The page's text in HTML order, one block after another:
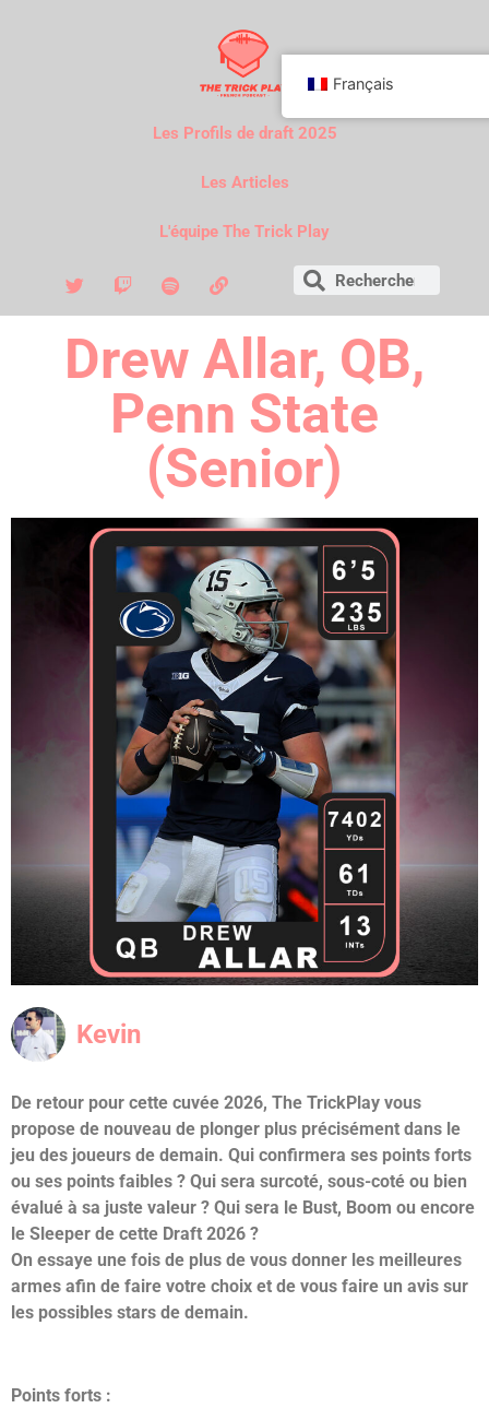
Les Profils de draft 2025
Les Articles
L'équipe The Trick Play
Drew Allar, QB,
Penn State
(Senior)
Kevin
De retour pour cette cuvée 2026, The TrickPlay vous
propose de nouveau de plonger plus précisément dans le
jeu des joueurs de demain. Qui confirmera ses points forts
ou ses points faibles ? Qui sera surcoté, sous-coté ou bien
évalué à sa juste valeur ? Qui sera le Bust, Boom ou encore
le Sleeper de cette Draft 2026 ?
On essaye une fois de plus de vous donner les meilleures
armes afin de faire votre choix et de vous faire un avis sur
les possibles stars de demain.
Points forts :
Français